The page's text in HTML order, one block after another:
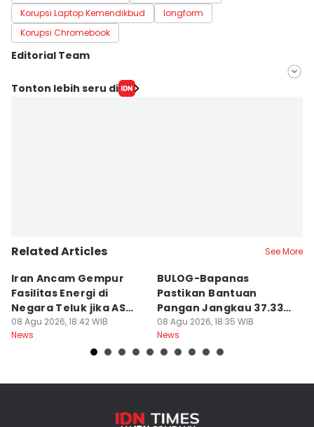
Korupsi Laptop Kemendikbud
longform
Korupsi Chromebook
Editorial Team
Editor
Tonton lebih seru di
Related Articles See More
Iran Ancam Gempur
Fasilitas Energi di
Negara Teluk jika AS
Menyerang
08 Agu 2026, 18:42 WIB
News
BULOG-Bapanas
Pastikan Bantuan
Pangan Jangkau 37.338
Penerima di Alor
08 Agu 2026, 18:35 WIB
News